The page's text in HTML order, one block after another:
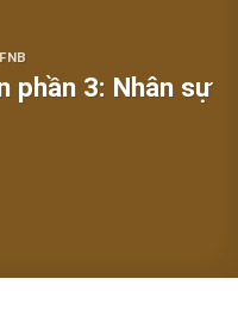
phần 3: Nhân sự